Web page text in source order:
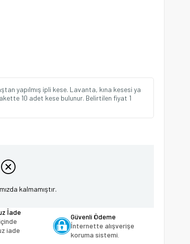
yapılmış ipli kese. Lavanta, kına kesesi ya
10 adet kese bulunur. Belirtilen fiyat 1
kalmamıştır.
İade
iade
Güvenli Ödeme
İnternette alışverişe
koruma sistemi.